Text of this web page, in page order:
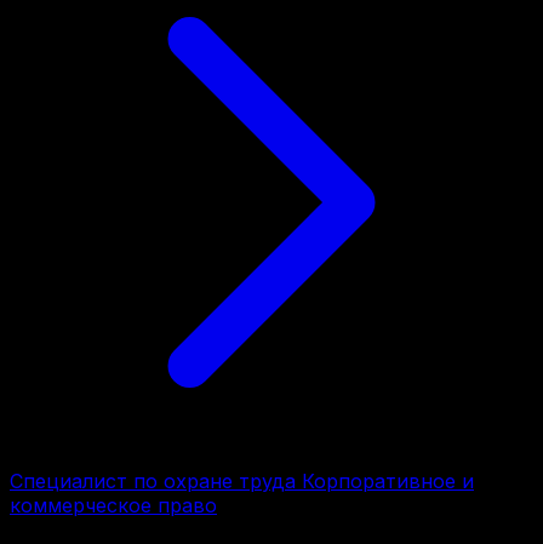
Специалист по охране труда Корпоративное и
коммерческое право